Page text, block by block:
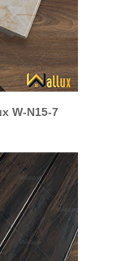
W-N15-7